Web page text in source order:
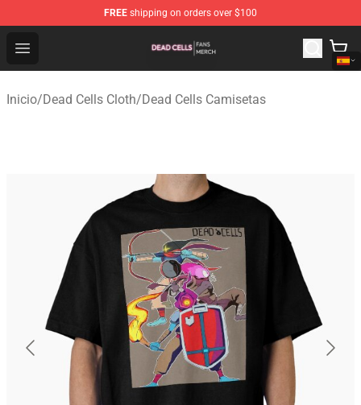
FREE shipping on orders over $100
Open menu
Dead Cells Shop - Official Dead Cells Merchandise Store
Inicio/Dead Cells Cloth/Dead Cells Camisetas